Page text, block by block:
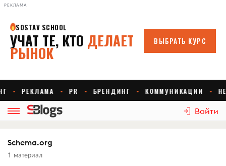
РЕКЛАМА
Войти
Schema.org
1 материал